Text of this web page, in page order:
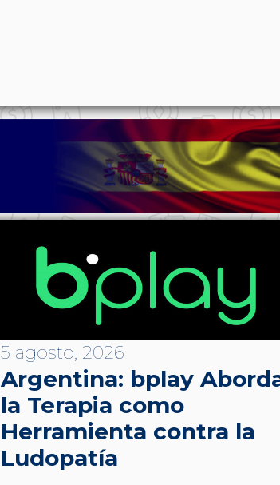
5 agosto, 2026
Argentina: bplay
la Terapia como
Herramienta contra la
Ludopatía